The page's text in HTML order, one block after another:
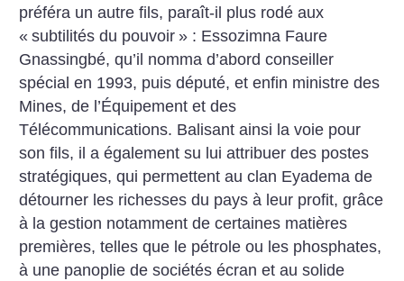
préféra un autre fils, paraît-il plus rodé aux
« subtilités du pouvoir » : Essozimna Faure
Gnassingbé, qu’il nomma d’abord conseiller
spécial en 1993, puis député, et enfin ministre des
Mines, de l’Équipement et des
Télécommunications. Balisant ainsi la voie pour
son fils, il a également su lui attribuer des postes
stratégiques, qui permettent au clan Eyadema de
détourner les richesses du pays à leur profit, grâce
à la gestion notamment de certaines matières
premières, telles que le pétrole ou les phosphates,
à une panoplie de sociétés écran et au solide